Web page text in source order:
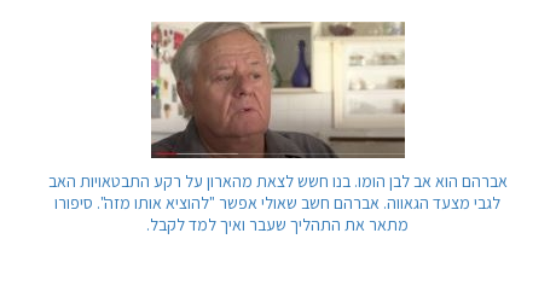
אברהם הוא אב לבן הומו. בנו חשש לצאת מהארון על רקע התבטאויות האב
לגבי מצעד הגאווה. אברהם חשב שאולי אפשר "להוציא אותו מזה". סיפורו
מתאר את התהליך שעבר ואיך למד לקבל.